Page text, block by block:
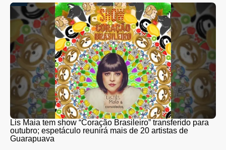
Lis Maia tem show “Coração Brasileiro” transferido para
outubro; espetáculo reunirá mais de 20 artistas de
Guarapuava